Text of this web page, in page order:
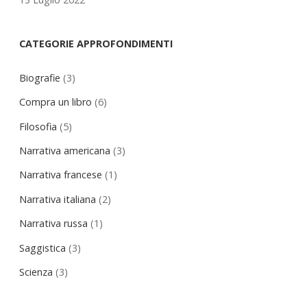
CATEGORIE APPROFONDIMENTI
Biografie (3)
Compra un libro (6)
Filosofia (5)
Narrativa americana (3)
Narrativa francese (1)
Narrativa italiana (2)
Narrativa russa (1)
Saggistica (3)
Scienza (3)